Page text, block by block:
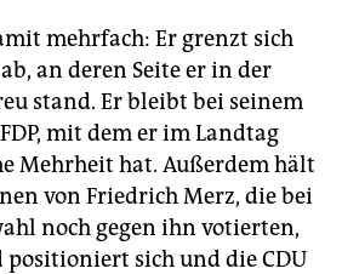
mehrfach: Er grenzt sich
an deren Seite er in der
stand. Er bleibt bei seinem
mit dem er im Landtag
Mehrheit hat. Außerdem hält
von Friedrich Merz, die bei
noch gegen ihn votierten,
positioniert sich und die CDU